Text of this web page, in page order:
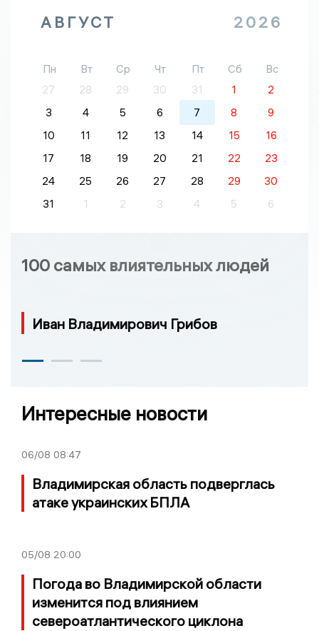
АВГУСТ 2026
Пн Вт Ср Чт Пт Сб
Вс
27
28 29 30 31 1
2
3
4 5 6 7 8
9
10
11 12 13 14 15
16
17
18 19 20 21 22
23
24
25 26 27 28 29
30
31
1 2 3 4 5 6
100 самых влиятельных людей
Иван Владимирович Грибов
Интересные новости
06/08 08:47
Владимирская область подверглась
атаке украинских БПЛА
05/08 20:00
Погода во Владимирской области
изменится под влиянием
североатлантического циклона